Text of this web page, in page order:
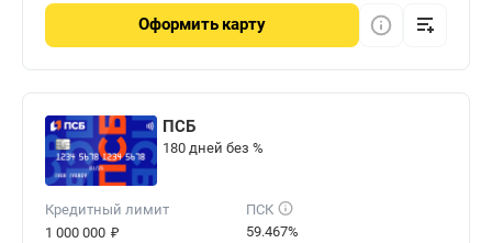
Оформить карту
ПСБ
180 дней без %
Кредитный лимит
1 000 000 ₽
ПСК
59.467%